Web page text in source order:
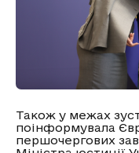
Також у межах
поінформувала
першочергових